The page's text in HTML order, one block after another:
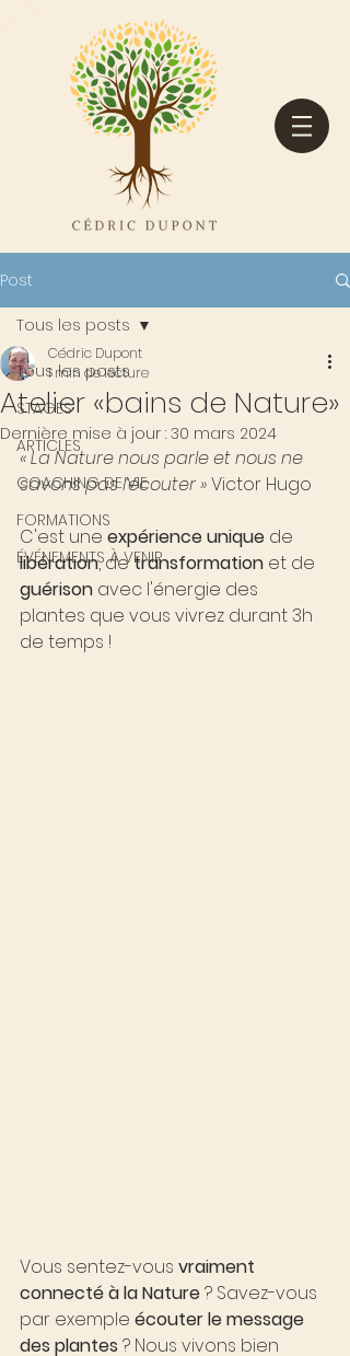
Post
Tous les posts
STAGES
ARTICLES
COACHING DE VIE
FORMATIONS
ÉVÉNEMENTS À VENIR
Tous les posts
Atelier «bains de Nature»
Cédric Dupont
1 min de lecture
Dernière mise à jour : 30 mars 2024
« La Nature nous parle et nous ne
savons pas l’écouter » Victor Hugo
C'est une expérience unique de
libération, de transformation et de
guérison avec l'énergie des
plantes que vous vivrez durant 3h
de temps !
Vous sentez-vous vraiment
connecté à la Nature ? Savez-vous
par exemple écouter le message
des plantes ? Nous vivons bien